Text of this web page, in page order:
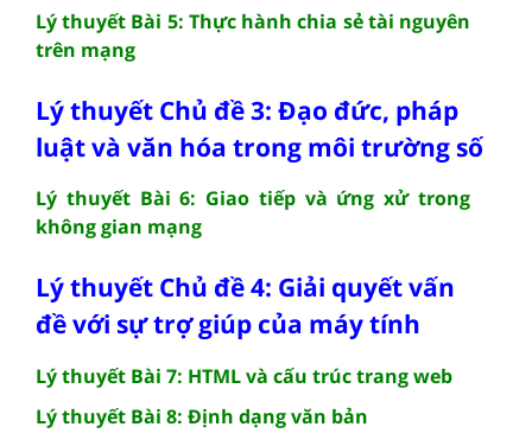
Lý thuyết Bài 5: Thực hành chia sẻ tài nguyên
trên mạng
Lý thuyết Chủ đề 3: Đạo đức, pháp
luật và văn hóa trong môi trường số
Lý thuyết Bài 6: Giao tiếp và ứng xử trong
không gian mạng
Lý thuyết Chủ đề 4: Giải quyết vấn
đề với sự trợ giúp của máy tính
Lý thuyết Bài 7: HTML và cấu trúc trang web
Lý thuyết Bài 8: Định dạng văn bản